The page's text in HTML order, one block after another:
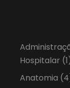
Hospitalar
Anatomia